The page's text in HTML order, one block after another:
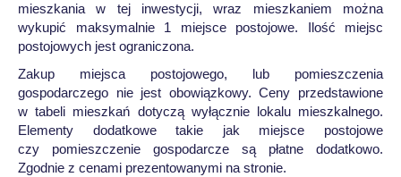
mieszkania w tej inwestycji, wraz mieszkaniem można
wykupić maksymalnie 1 miejsce postojowe. Ilość miejsc
postojowych jest ograniczona.
Zakup miejsca postojowego, lub pomieszczenia
gospodarczego nie jest obowiązkowy. Ceny przedstawione
w tabeli mieszkań dotyczą wyłącznie lokalu mieszkalnego.
Elementy dodatkowe takie jak miejsce postojowe
czy pomieszczenie gospodarcze są płatne dodatkowo.
Zgodnie z cenami prezentowanymi na stronie.